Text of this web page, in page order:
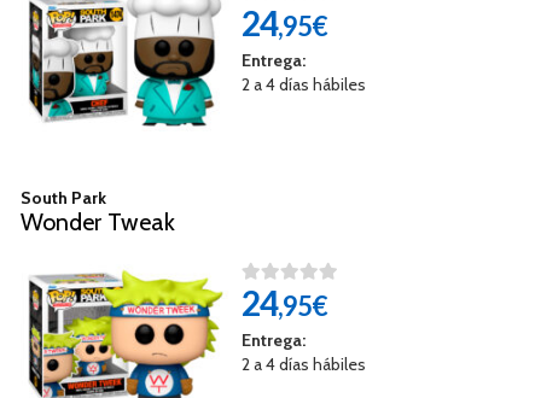
24,95€
Entrega:
2 a 4 días hábiles
South Park
Wonder Tweak
24,95€
Entrega:
2 a 4 días hábiles